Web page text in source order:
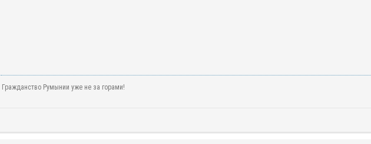
Гражданство Румынии уже не за горами!